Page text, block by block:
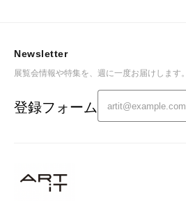
Newsletter
展覧会情報や特集を、週に一度お届けします。
登録フォーム